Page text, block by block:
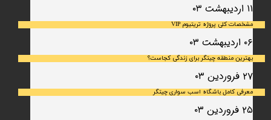
۱۱ اردیبهشت ۰۳
مشخصات کلی پروژه تریتیوم VIP
۰۶ اردیبهشت ۰۳
بهترین منطقه چیتگر برای زندگی کجاست؟
۲۷ فروردین ۰۳
معرفی کامل باشگاه اسب سواری چیتگر
۲۵ فروردین ۰۳